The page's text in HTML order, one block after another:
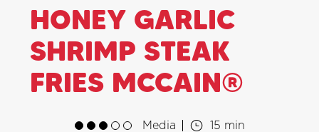
HONEY GARLIC
SHRIMP STEAK
FRIES MCCAIN®
Media 15 min